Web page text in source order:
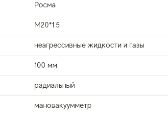
Росма
M20*1.5
неагрессивные жидкости и газы
100 мм
радиальный
мановакуумметр